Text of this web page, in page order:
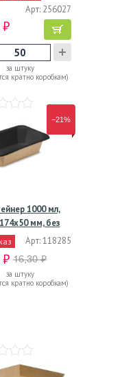
Арт: 256027
₽
за штуку
кратно коробкам)
−21%
1000 мл,
мм, без
окна,…Арт: 118285
₽ 16,30 ₽
за штуку
кратно коробкам)